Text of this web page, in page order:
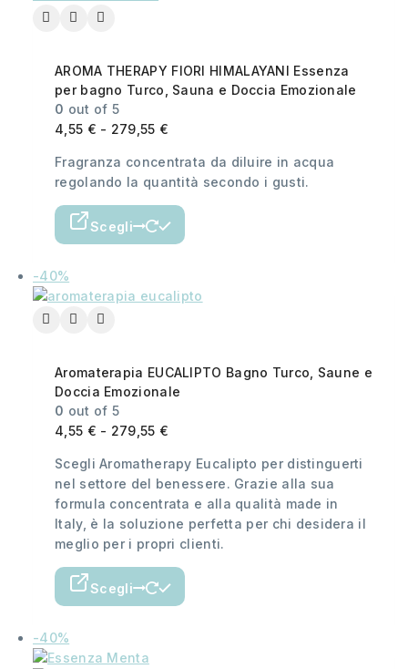
AROMA THERAPY FIORI HIMALAYANI Essenza
per bagno Turco, Sauna e Doccia Emozionale
0 out of 5
4,55 € - 279,55 €
Fragranza concentrata da diluire in acqua
regolando la quantità secondo i gusti.
Scegli
-40%
Aromaterapia EUCALIPTO Bagno Turco, Saune e
Doccia Emozionale
0 out of 5
4,55 € - 279,55 €
Scegli Aromatherapy Eucalipto per distinguerti
nel settore del benessere. Grazie alla sua
formula concentrata e alla qualità made in
Italy, è la soluzione perfetta per chi desidera il
meglio per i propri clienti.
Scegli
-40%